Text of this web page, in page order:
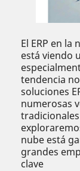
El ERP en
está viendo
tendencia
soluciones
numerosas
nube está
grandes
clave